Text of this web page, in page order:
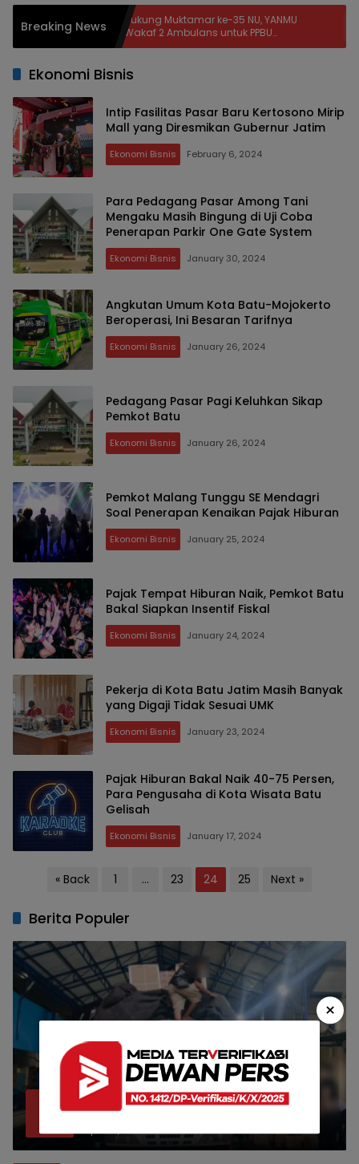
Breaking NewsDukung Muktamar ke-35 NU, YANMU
Wakaf 2 Ambulans untuk PPBU
Tambakberas
Ekonomi Bisnis
Intip Fasilitas Pasar Baru Kertosono Mirip
Mall yang Diresmikan Gubernur Jatim
Ekonomi Bisnis February 6, 2024
Para Pedagang Pasar Among Tani
Mengaku Masih Bingung di Uji Coba
Penerapan Parkir One Gate System
Ekonomi Bisnis January 30, 2024
Angkutan Umum Kota Batu-Mojokerto
Beroperasi, Ini Besaran Tarifnya
Ekonomi Bisnis January 26, 2024
Pedagang Pasar Pagi Keluhkan Sikap
Pemkot Batu
Ekonomi Bisnis January 26, 2024
Pemkot Malang Tunggu SE Mendagri
Soal Penerapan Kenaikan Pajak Hiburan
Ekonomi Bisnis January 25, 2024
Pajak Tempat Hiburan Naik, Pemkot Batu
Bakal Siapkan Insentif Fiskal
Ekonomi Bisnis January 24, 2024
Pekerja di Kota Batu Jatim Masih Banyak
yang Digaji Tidak Sesuai UMK
Ekonomi Bisnis January 23, 2024
Pajak Hiburan Bakal Naik 40-75 Persen,
Para Pengusaha di Kota Wisata Batu
Gelisah
Ekonomi Bisnis January 17, 2024
Posts« Back 1 … 23 24 25 Next »
Berita Populer
Bea Cukai Malang Sita 172 Ribu Batang
Rokok Ilegal Bermodus Kemasan Sabun
April 22, 2026
×